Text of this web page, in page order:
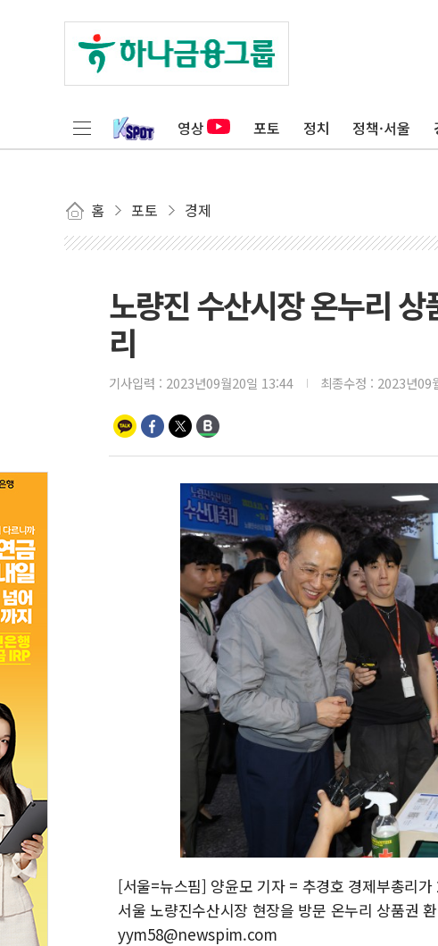
영상 포토 정치 정책·서울
홈 포토 경제
노량진 수산시장 온누리
리
기사입력 : 2023년09월20일 13:44 최종수정 : 2023년09
[서울=뉴스핌] 양윤모 기자 = 추경호 경제부총리
서울 노량진수산시장 현장을 방문 온누리 상품권
yym58@newspim.com